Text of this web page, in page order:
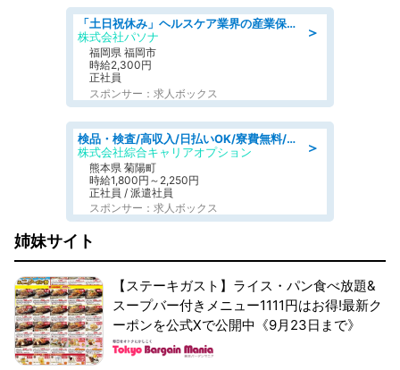
＞
「土日祝休み」ヘルスケア業界の産業保健師/高時給/未経験OK/要資格:保健師、正看護師
株式会社パソナ
福岡県 福岡市
時給2,300円
正社員
スポンサー：求人ボックス
＞
検品・検査/高収入/日払いOK/寮費無料/日勤/20・30・40代活躍中
株式会社綜合キャリアオプション
熊本県 菊陽町
時給1,800円～2,250円
正社員 / 派遣社員
スポンサー：求人ボックス
姉妹サイト
【ステーキガスト】ライス・パン食べ放題&
スープバー付きメニュー1111円はお得!最新ク
ーポンを公式Xで公開中《9月23日まで》